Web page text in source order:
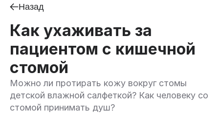
Назад
Как ухаживать за
пациентом с кишечной
стомой
Можно ли протирать кожу вокруг стомы
детской влажной салфеткой? Как человеку со
стомой принимать душ?